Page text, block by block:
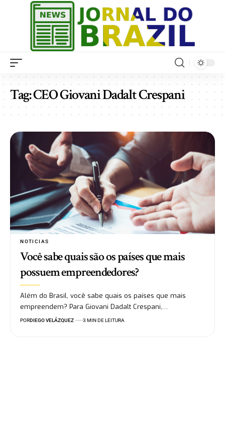
Tag:CEO Giovani Dadalt Crespani
NOTICIAS
Você sabe quais são os países que mais
possuem empreendedores?
Além do Brasil, você sabe quais os países que mais
empreendem? Para Giovani Dadalt Crespani,…
PORDIEGO VELÁZQUEZ 3 MIN DE LEITURA